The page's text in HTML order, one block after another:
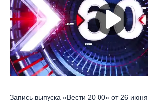
Запись выпуска «Вести 20 00» от 26